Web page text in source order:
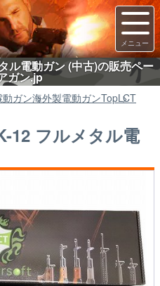
ル電動ガン (中古)の販売ペー
ガン.jp
動ガン海外製電動ガンTopLCT
12 フルメタル電